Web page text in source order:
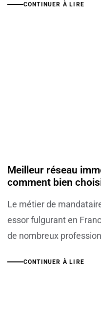
CONTINUER À LIRE
Meilleur réseau
comment bien
Le métier de
essor fulgurant en
de nombreux
CONTINUER À LIRE